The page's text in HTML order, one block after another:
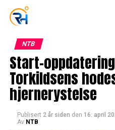
NTB
Start-
Torkildsens
hjernerystelse
Publisert 2 år siden den 16. april
Av NTB